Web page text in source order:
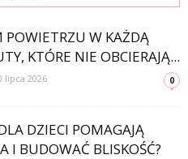
POWIETRZU W KAŻDĄ
KTÓRE NIE OBCIERAJĄ...
lipca 2026 0
DZIECI POMAGAJĄ
I BUDOWAĆ BLISKOŚĆ?